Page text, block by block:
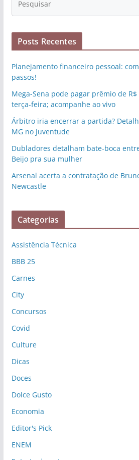
Posts Recentes
Planejamento financeiro pessoal:
passos!
Mega-Sena pode pagar prêmio de
terça-feira; acompanhe ao vivo
Árbitro iria encerrar a partida?
MG no Juventude
Dubladores detalham bate-boca
Beijo pra sua mulher
Arsenal acerta a contratação de
Newcastle
Categorias
Assistência Técnica
BBB 25
Carnes
City
Concursos
Covid
Culture
Dicas
Doces
Dolce Gusto
Economia
Editor's Pick
ENEM